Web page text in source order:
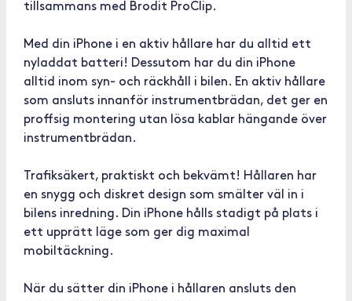
tillsammans med Brodit ProClip.
Med din iPhone i en aktiv hållare har du alltid ett
nyladdat batteri! Dessutom har du din iPhone
alltid inom syn- och räckhåll i bilen. En aktiv hållare
som ansluts innanför instrumentbrädan, det ger en
proffsig montering utan lösa kablar hängande över
instrumentbrädan.
Trafiksäkert, praktiskt och bekvämt! Hållaren har
en snygg och diskret design som smälter väl in i
bilens inredning. Din iPhone hålls stadigt på plats i
ett upprätt läge som ger dig maximal
mobiltäckning.
När du sätter din iPhone i hållaren ansluts den